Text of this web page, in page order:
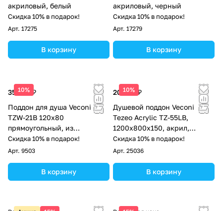
акриловый, белый
Скидка 10% в подарок!
Арт. 17275
В корзину
акриловый, черный
Скидка 10% в подарок!
Арт. 17279
В корзину
10%
35 676 ₽
Поддон для душа Veconi
TZW-21B 120х80
прямоугольный, из
искусственного камня,
черный под дерево
Скидка 10% в подарок!
Арт. 9503
В корзину
10%
20 700 ₽
Душевой поддон Veconi
Tezeo Acrylic TZ-55LB,
1200х800х150, акрил,
черный
Скидка 10% в подарок!
Арт. 25036
В корзину